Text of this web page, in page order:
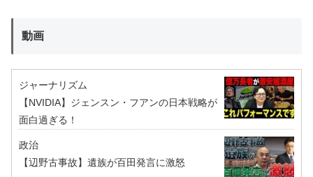
動画
ジャーナリズム
【NVIDIA】ジェンスン・フアンの日本戦略が
面白過ぎる！
政治
【辺野古事故】遺族が百田発言に激怒